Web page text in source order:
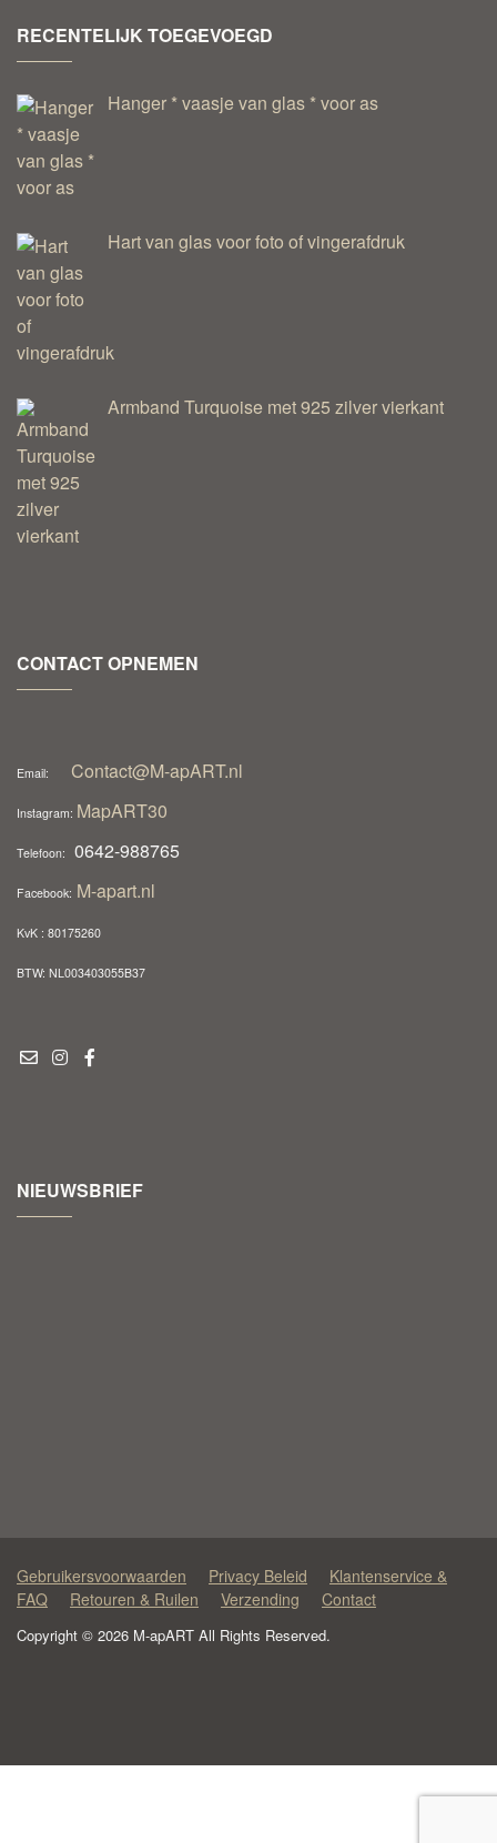
RECENTELIJK TOEGEVOEGD
Hanger * vaasje van glas * voor as
Hart van glas voor foto of vingerafdruk
Armband Turquoise met 925 zilver vierkant
CONTACT OPNEMEN
Email: Contact@M-apART.nl
Instagram: MapART30
Telefoon: 0642-988765
Facebook: M-apart.nl
KvK : 80175260
BTW: NL003403055B37
NIEUWSBRIEF
Gebruikersvoorwaarden Privacy Beleid
Klantenservice &
FAQ
Retouren & Ruilen Verzending Contact
Copyright © 2026 M-apART All Rights Reserved.